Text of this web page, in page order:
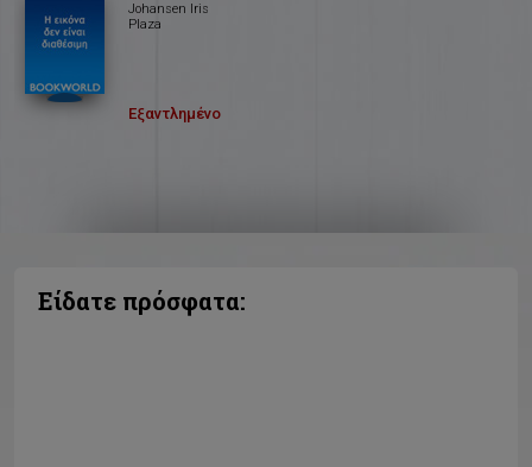
Johansen Iris
Plaza
Εξαντλημένο
Είδατε πρόσφατα: